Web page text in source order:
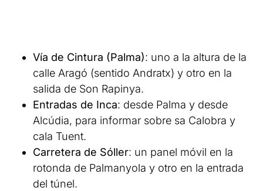
Vía de Cintura (Palma): uno a la altura de la
calle Aragó (sentido Andratx) y otro en la
salida de Son Rapinya.
Entradas de Inca: desde Palma y desde
Alcúdia, para informar sobre sa Calobra y
cala Tuent.
Carretera de Sóller: un panel móvil en la
rotonda de Palmanyola y otro en la entrada
del túnel.